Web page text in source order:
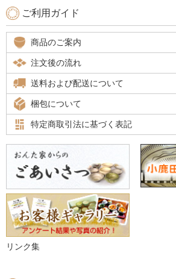
ご利用ガイド
商品のご案内
注文後の流れ
送料および配送について
梱包について
特定商取引法に基づく表記
リンク集